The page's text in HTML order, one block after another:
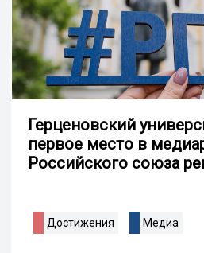
Герценовский
первое место в
Российского союза
Достижения Медиа